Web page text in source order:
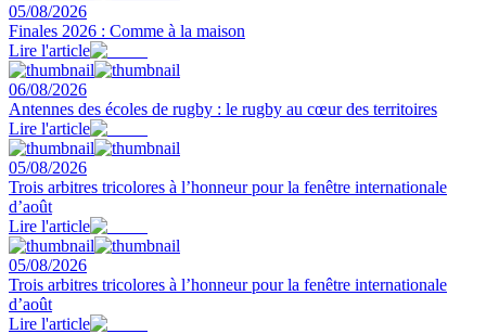
05/08/2026
Finales 2026 : Comme à la maison
Lire l'article
06/08/2026
Antennes des écoles de rugby : le rugby au cœur des territoires
Lire l'article
05/08/2026
Trois arbitres tricolores à l’honneur pour la fenêtre internationale
d’août
Lire l'article
05/08/2026
Trois arbitres tricolores à l’honneur pour la fenêtre internationale
d’août
Lire l'article